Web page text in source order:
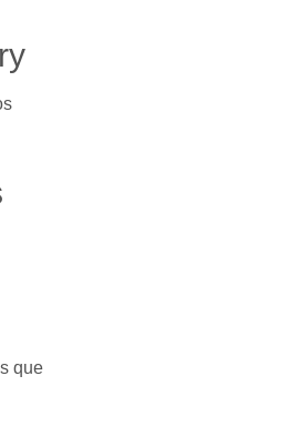
que